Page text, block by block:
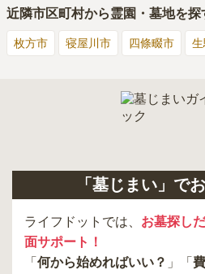
近隣市区町村から霊園・墓地を探
枚方市 寝屋川市 四條畷市
「墓じまい」で
ライフドットでは、 お墓探し
面サポート！
「 何から始めればいい？ 」「